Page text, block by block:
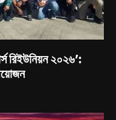
রিইউনিয়ন ২০২৬’: